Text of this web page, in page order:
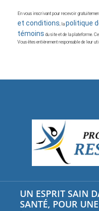
En vous inscrivant pour recevoir
et conditions, la politique
témoins du site et de la plateforme.
Vous êtes entièrement responsable de leur
UN ESPRIT SAIN
SANTÉ, POUR